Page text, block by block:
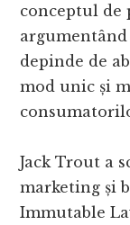
conceptul de
depinde de
mod unic și
Jack Trout a
marketing și
Immutable